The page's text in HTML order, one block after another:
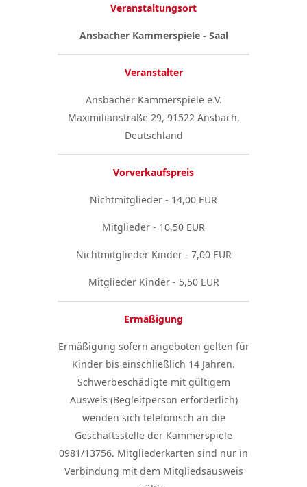
Veranstaltungsort
Ansbacher Kammerspiele - Saal
Veranstalter
Ansbacher Kammerspiele e.V.
Maximilianstraße 29, 91522 Ansbach,
Deutschland
Vorverkaufspreis
Nichtmitglieder - 14,00 EUR
Mitglieder - 10,50 EUR
Nichtmitglieder Kinder - 7,00 EUR
Mitglieder Kinder - 5,50 EUR
Ermäßigung
Ermäßigung sofern angeboten gelten für
Kinder bis einschließlich 14 Jahren.
Schwerbeschädigte mit gültigem
Ausweis (Begleitperson erforderlich)
wenden sich telefonisch an die
Geschäftsstelle der Kammerspiele
0981/13756. Mitgliederkarten sind nur in
Verbindung mit dem Mitgliedsausweis